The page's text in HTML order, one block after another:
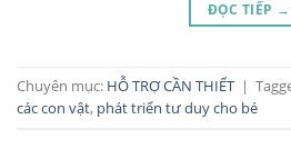
ĐỌC TIẾP →
Chuyên mục: HỖ TRỢ CẦN THIẾT |
các con vật, phát triển tư duy cho bé